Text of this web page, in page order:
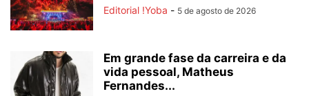
Editorial !Yoba - 5 de agosto de 2026
Em grande fase da carreira e da
vida pessoal, Matheus
Fernandes...